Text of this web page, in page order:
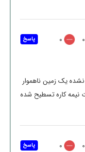
0
0
یک زمین ناهموار
69هکتاری بصورت نیمه کاره تسطیح شده
پاسخ
0
0 پاسخ